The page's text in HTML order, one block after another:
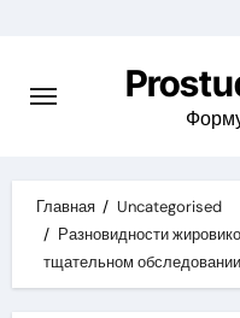
содержимому
Главная
Uncategorised
Разновидности
тщательном обследовании